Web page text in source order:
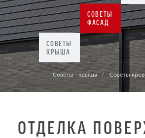
СОВЕТЫ
КРЫША
СОВЕТЫ
ФАСАД
Советы - крыша Советы
ОТДЕЛКА